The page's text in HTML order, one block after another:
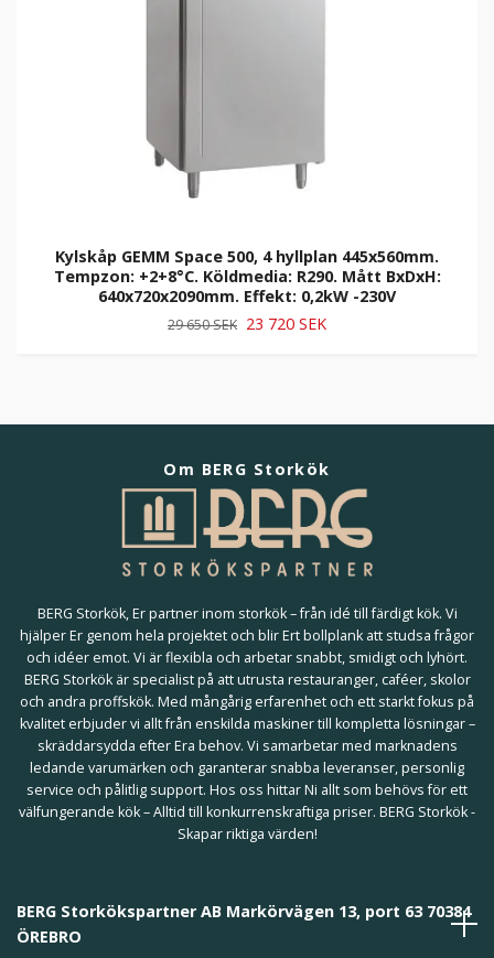
Kylskåp GEMM Space 500, 4 hyllplan 445x560mm.
Tempzon: +2+8°C. Köldmedia: R290. Mått BxDxH:
640x720x2090mm. Effekt: 0,2kW -230V
29 650 SEK 23 720 SEK
Om BERG Storkök
BERG Storkök, Er partner inom storkök – från idé till färdigt kök. Vi
hjälper Er genom hela projektet och blir Ert bollplank att studsa frågor
och idéer emot. Vi är flexibla och arbetar snabbt, smidigt och lyhört.
BERG Storkök är specialist på att utrusta restauranger, caféer, skolor
och andra proffskök. Med mångårig erfarenhet och ett starkt fokus på
kvalitet erbjuder vi allt från enskilda maskiner till kompletta lösningar –
skräddarsydda efter Era behov. Vi samarbetar med marknadens
ledande varumärken och garanterar snabba leveranser, personlig
service och pålitlig support. Hos oss hittar Ni allt som behövs för ett
välfungerande kök – Alltid till konkurrenskraftiga priser. BERG Storkök -
Skapar riktiga värden!
BERG Storkökspartner AB Markörvägen 13, port 63 70384
ÖREBRO